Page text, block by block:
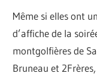
Même si elles ont
d’affiche de la
montgolfières de
Bruneau et